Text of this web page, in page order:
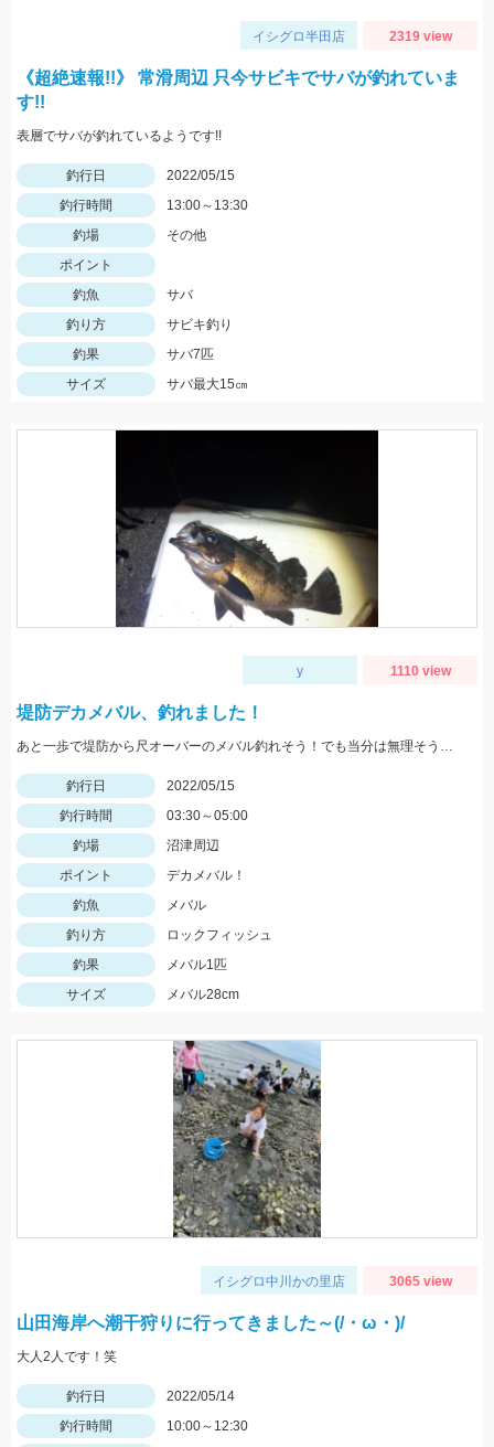
イシグロ半田店 2319 view
《超絶速報!!》 常滑周辺 只今サビキでサバが釣れていま
す!!
表層でサバが釣れているようです!!
釣行日
2022/05/15
釣行時間
13:00～13:30
釣場
その他
ポイント
釣魚
サバ
釣り方
サビキ釣り
釣果
サバ7匹
サイズ
サバ最大15㎝
y 1110 view
堤防デカメバル、釣れました！
あと一歩で堤防から尺オーバーのメバル釣れそう！でも当分は無理そうです。
釣行日
2022/05/15
釣行時間
03:30～05:00
釣場
沼津周辺
ポイント
デカメバル！
釣魚
メバル
釣り方
ロックフィッシュ
釣果
メバル1匹
サイズ
メバル28cm
イシグロ中川かの里店 3065 view
山田海岸へ潮干狩りに行ってきました～(/・ω・)/
大人2人です！笑
釣行日
2022/05/14
釣行時間
10:00～12:30